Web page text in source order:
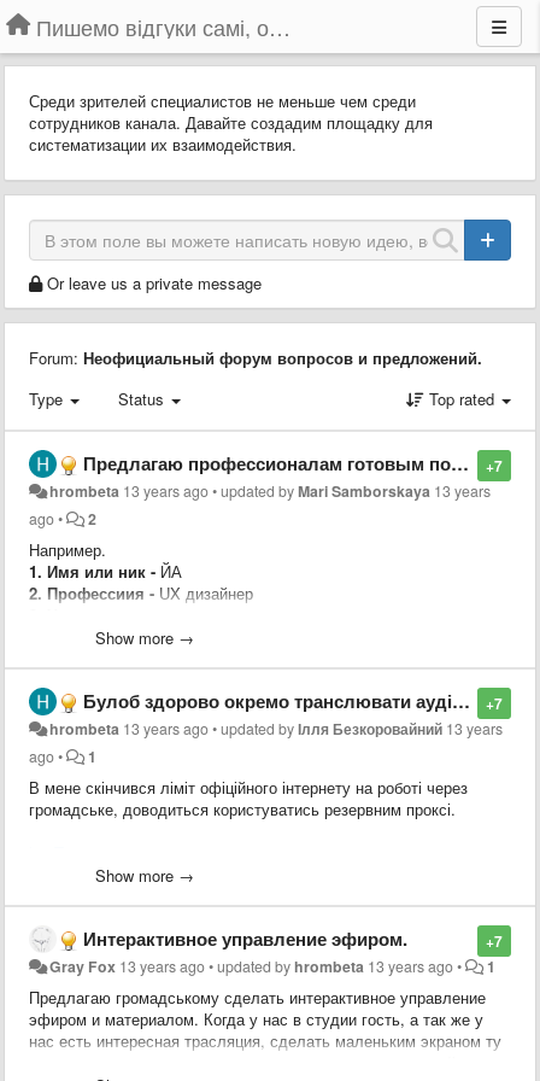
Пишемо відгуки самі, обговорюємо інші ідеї та пропозиції до Громадського Телебачення
Среди зрителей специалистов не меньше чем среди
сотрудников канала. Давайте создадим площадку для
систематизации их взаимодействия.
Or leave us a private message
Forum: Неофициальный форум вопросов и предложений.
Type
Status Top rated
+7
Предлагаю профессионалам готовым поучаствовать в развитии громадського тв оставить в этой теме свой ник/название профессии
hrombeta 13 years ago•updated byMari Samborskaya 13 years
ago• 2
Например.
1. Имя или ник - ЙА
2. Профессиия - UX дизайнер
дизайнера, от создании концепции и её проверки до её
время и дни недели -1 час в будни и 2 часа в выходные дни
----------------------------------------------
Шаблон:
1. Имя или ник -
2. Профессиия -
3. Чем хотите помочь -
Show more →
+7
Булоб здорово окремо транслювати аудіострім.
hrombeta 13 years ago•updated byІлля Безкоровайний 13 years
ago• 1
В мене скінчився ліміт офіційного інтернету на роботі через
громадське, доводиться користуватись резервним проксі.
Show more →
+7
Интерактивное управление эфиром.
Gray Fox 13 years ago•updated byhrombeta 13 years ago• 1
Предлагаю громадському сделать интерактивное управление
эфиром и материалом. Когда у нас в студии гость, а так же у
нас есть интересная трасляция, сделать маленьким экраном ту